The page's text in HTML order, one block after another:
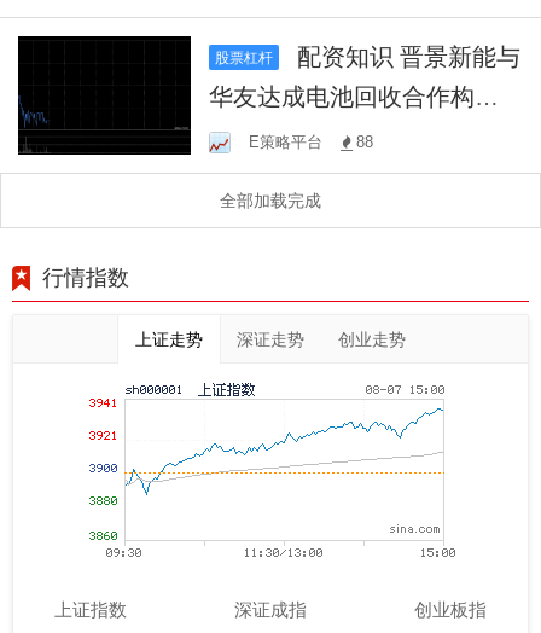
想！
股票杠杆
华友达成电池回收合作构建
欧洲绿色循环闭环
E策略平台 88
全部加载完成
行情指数
上证走势 深证走势 创业走势
上证指数 深证成指 创业板指